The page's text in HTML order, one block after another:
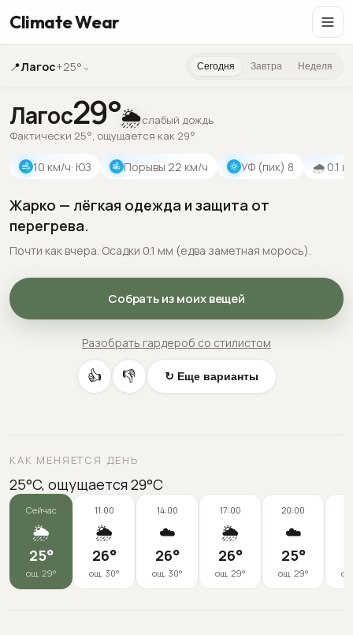
Climate Wear
📍Лагос+25° ⌄ Сегодня Завтра Неделя
Лагос29°🌦️слабый дождь
Фактически 25°, ощущается как 29°
10 км/ч· ЮЗ Порывы 22 км/ч УФ (пик) 8 🌧 0.1
Жарко — лёгкая одежда и защита от
перегрева.
Почти как вчера. Осадки 0.1 мм (едва заметная морось).
Собрать из моих вещей
Разобрать гардероб со стилистом
👍 👎 ↻ Еще варианты
КАК МЕНЯЕТСЯ ДЕНЬ
25°C, ощущается 29°C
Сейчас
🌦️
25°
ощ. 29°
11:00
🌦️
26°
ощ. 30°
14:00
☁️
26°
ощ. 30°
17:00
🌦️
26°
ощ. 29°
20:00
☁️
25°
ощ. 29°